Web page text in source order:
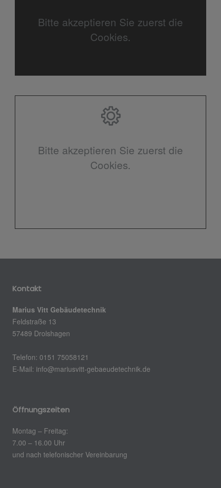
Bitte akzeptieren Sie zuerst die
Cookies.
Bitte akzeptieren Sie zuerst die
Cookies.
Kontakt
Marius Vitt Gebäudetechnik
Feldstraße 13
57489 Drolshagen
Telefon: 0151 75058121
E-Mail: info@mariusvitt-gebaeudetechnik.de
Öffnungszeiten
Montag – Freitag:
7.00 – 16.00 Uhr
und nach telefonischer Vereinbarung